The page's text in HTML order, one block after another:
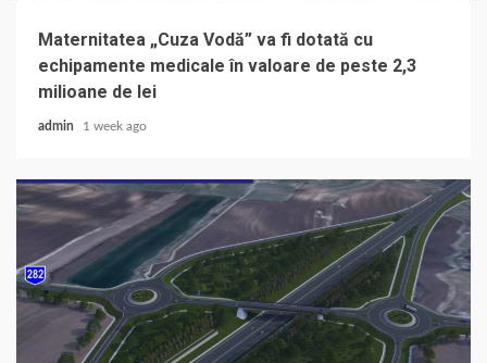
Maternitatea „Cuza Vodă” va fi dotată cu
echipamente medicale în valoare de peste 2,3
milioane de lei
admin 1 week ago